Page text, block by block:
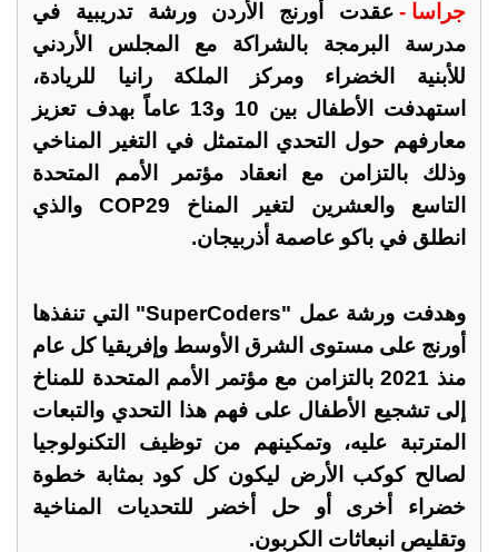
جراسا - عقدت أورنج الأردن ورشة تدريبية في
مدرسة البرمجة بالشراكة مع المجلس الأردني
للأبنية الخضراء ومركز الملكة رانيا للريادة،
استهدفت الأطفال بين 10 و13 عاماً بهدف تعزيز
معارفهم حول التحدي المتمثل في التغير المناخي
وذلك بالتزامن مع انعقاد مؤتمر الأمم المتحدة
التاسع والعشرين لتغير المناخ COP29 والذي
انطلق في باكو عاصمة أذربيجان.
وهدفت ورشة عمل "SuperCoders" التي تنفذها
أورنج على مستوى الشرق الأوسط وإفريقيا كل عام
منذ 2021 بالتزامن مع مؤتمر الأمم المتحدة للمناخ
إلى تشجيع الأطفال على فهم هذا التحدي والتبعات
المترتبة عليه، وتمكينهم من توظيف التكنولوجيا
لصالح كوكب الأرض ليكون كل كود بمثابة خطوة
خضراء أخرى أو حل أخضر للتحديات المناخية
وتقليص انبعاثات الكربون.